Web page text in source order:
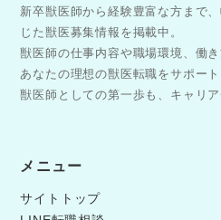
新卒獣医師から経験豊富な方まで
じた獣医募集情報を掲載中。
獣医師の仕事内容や職場環境、働
あなたの理想の獣医転職をサポート
獣医師としての第一歩も、キャリ
メニュー
サイトトップ